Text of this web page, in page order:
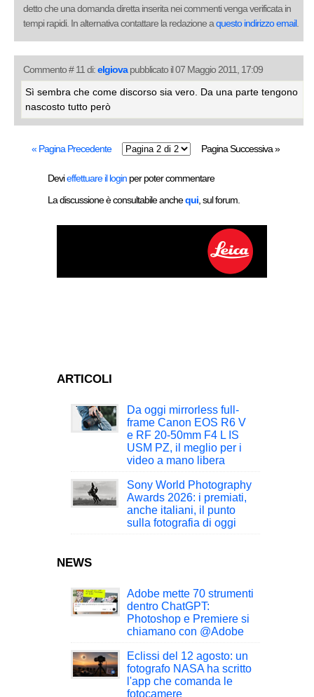
detto che una domanda diretta inserita nei commenti venga verificata in
tempi rapidi. In alternativa contattare la redazione aquesto indirizzo email.
Commento # 11 di:elgiovapubblicato il 07 Maggio 2011, 17:09
Sì sembra che come discorso sia vero. Da una parte tengono
nascosto tutto però
« Pagina Precedente Pagina Successiva »
Devieffettuare il login per poter commentare
La discussione è consultabile anchequi , sul forum.
ARTICOLI
Da oggi mirrorless full-
frame Canon EOS R6 V
e RF 20-50mm F4 L IS
USM PZ, il meglio per i
video a mano libera
Sony World Photography
Awards 2026: i premiati,
anche italiani, il punto
sulla fotografia di oggi
NEWS
Adobe mette 70 strumenti
dentro ChatGPT:
Photoshop e Premiere si
chiamano con @Adobe
Eclissi del 12 agosto: un
fotografo NASA ha scritto
l'app che comanda le
fotocamere